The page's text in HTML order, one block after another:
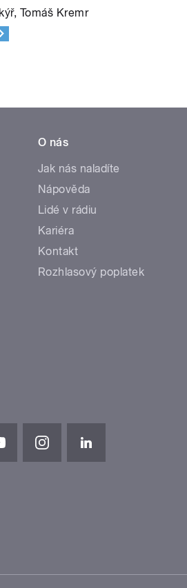
Tomáš Kremr
O nás
Jak nás naladíte
Nápověda
Lidé v rádiu
Kariéra
Kontakt
Rozhlasový poplatek